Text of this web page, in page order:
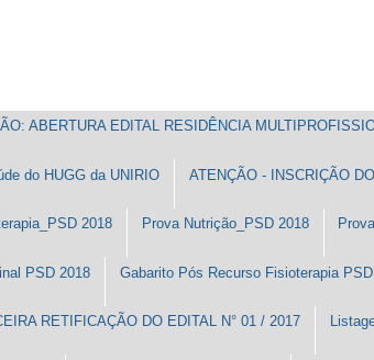
ABERTURA EDITAL RESIDÊNCIA
do HUGG da UNIRIO ATENÇÃO - INSCRIÇÃO
2018 Prova Nutrição_PSD 2018
PSD 2018 Gabarito Pós Recurso Fisioterapia
RETIFICAÇÃO DO EDITAL N° 01 / 2017